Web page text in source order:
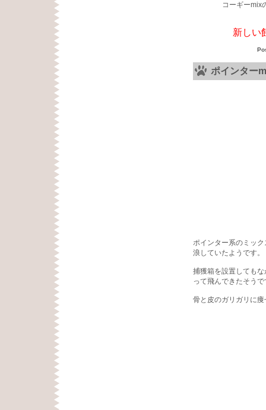
コーギーmix
新しい
ポインター
ポインター系のミッ
浪していたようです。
捕獲箱を設置しても
って飛んできたそうで
骨と皮のガリガリに